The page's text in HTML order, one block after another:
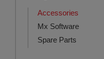
Accessories
Mx Software
Spare Parts